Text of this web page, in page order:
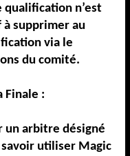
n’est
à supprimer au
via le
du comité.
Finale :
un arbitre désigné
savoir utiliser Magic